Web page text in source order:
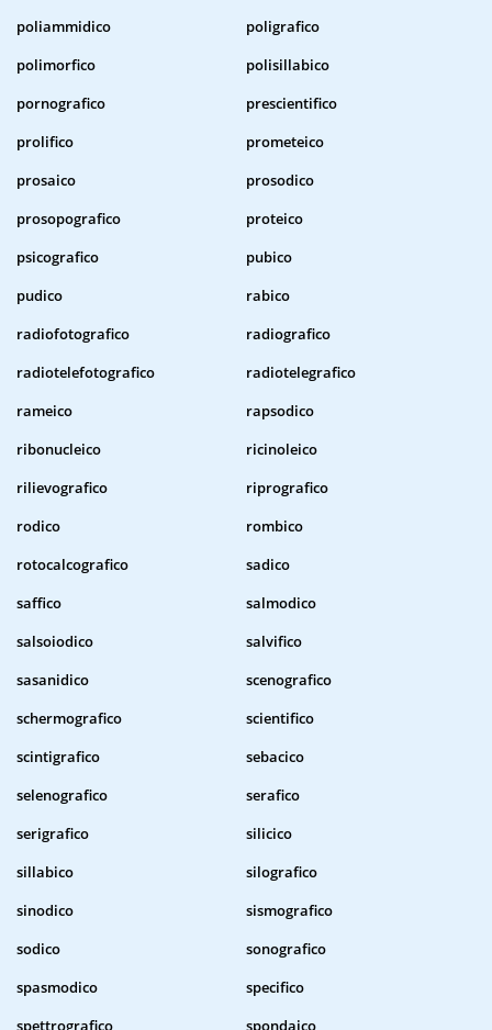
poliammidico
poligrafico
polimorfico
polisillabico
pornografico
prescientifico
prolifico
prometeico
prosaico
prosodico
prosopografico
proteico
psicografico
pubico
pudico
rabico
radiofotografico
radiografico
radiotelefotografico
radiotelegrafico
rameico
rapsodico
ribonucleico
ricinoleico
rilievografico
riprografico
rodico
rombico
rotocalcografico
sadico
saffico
salmodico
salsoiodico
salvifico
sasanidico
scenografico
schermografico
scientifico
scintigrafico
sebacico
selenografico
serafico
serigrafico
silicico
sillabico
silografico
sinodico
sismografico
sodico
sonografico
spasmodico
specifico
spettrografico
spondaico